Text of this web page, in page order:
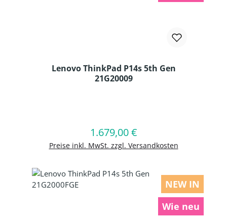
Lenovo ThinkPad P14s 5th Gen
21G20009
Regulärer Preis:
1.679,00 €
Preise inkl. MwSt. zzgl. Versandkosten
In den Warenkorb
NEW IN
Wie neu